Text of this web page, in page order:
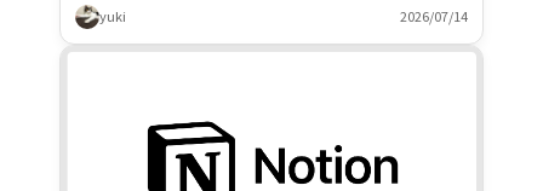
yuki 2026/07/14